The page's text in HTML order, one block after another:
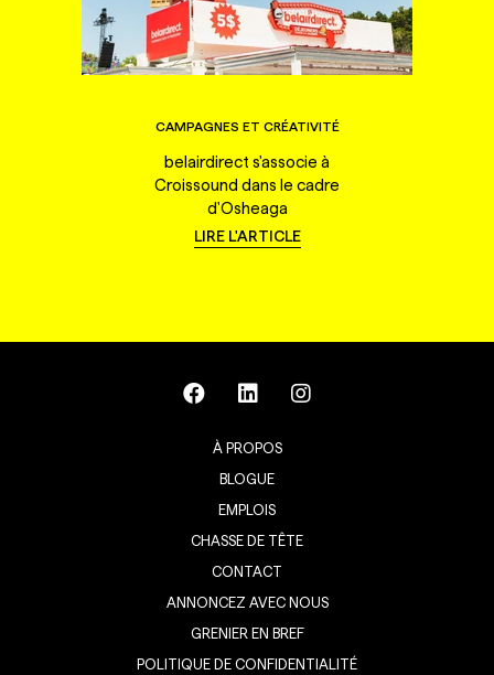
CAMPAGNES ET CRÉATIVITÉ
belairdirect s'associe à
Croissound dans le cadre
d'Osheaga
LIRE L'ARTICLE
À PROPOS
BLOGUE
EMPLOIS
CHASSE DE TÊTE
CONTACT
ANNONCEZ AVEC NOUS
GRENIER EN BREF
POLITIQUE DE CONFIDENTIALITÉ